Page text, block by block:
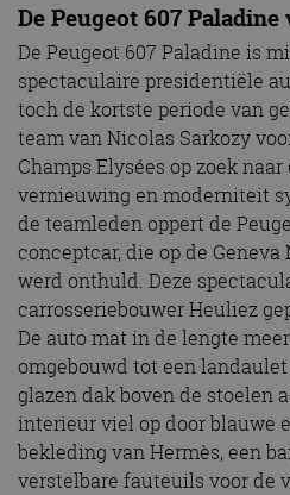
De Peugeot 607
De Peugeot 607 Paladine is
spectaculaire presidentiële
toch de kortste periode van
team van Nicolas Sarkozy
Champs Elysées op zoek
vernieuwing en moderniteit
de teamleden oppert de
conceptcar, die op de Geneva
werd onthuld. Deze
carrosseriebouwer Heuliez
De auto mat in de lengte
omgebouwd tot een
glazen dak boven de stoelen
interieur viel op door blauwe
bekleding van Hermès, een
verstelbare fauteuils voor de